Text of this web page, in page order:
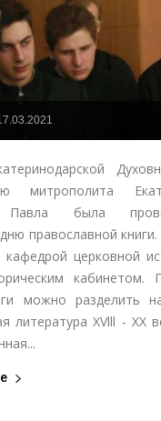
митрополита
Павла была
православной
кафедрой церковной
кабинетом.
можно разделить
литература XVlll - XX